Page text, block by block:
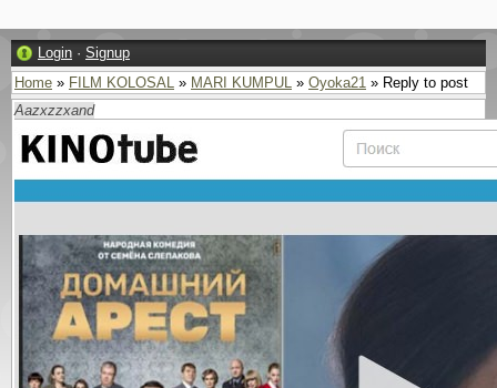
Login · Signup
Home » FILM KOLOSAL » MARI KUMPUL » Oyoka21 » Reply to post
Aazxzzxand